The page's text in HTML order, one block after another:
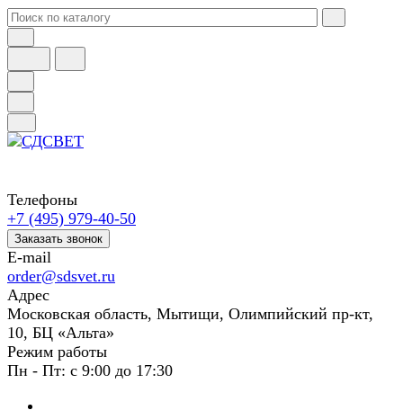
Телефоны
+7 (495) 979-40-50
Заказать звонок
E-mail
order@sdsvet.ru
Адрес
Московская область, Мытищи, Олимпийский пр-кт,
10, БЦ «Альта»
Режим работы
Пн - Пт: с 9:00 до 17:30